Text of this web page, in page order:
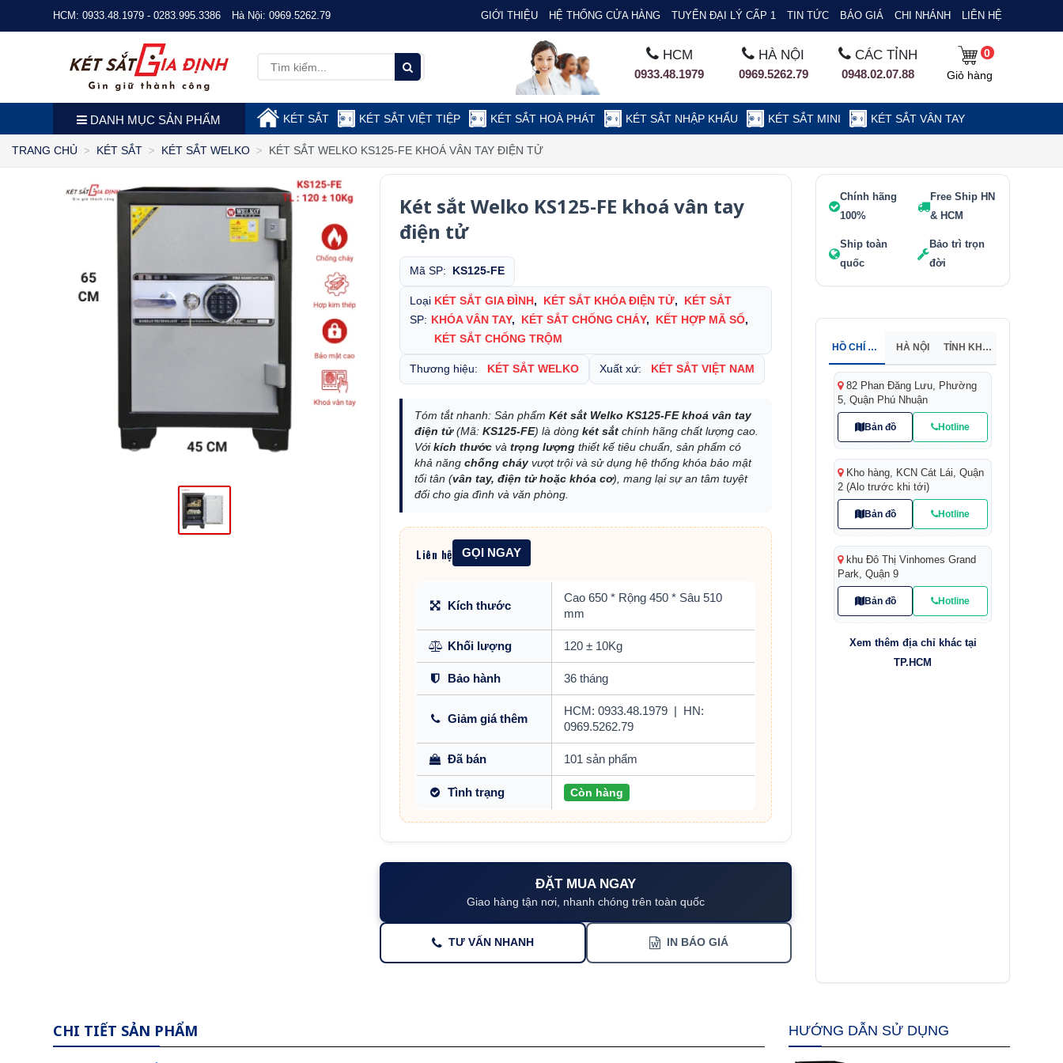
HCM: 0933.48.1979 - 0283.995.3386 Hà Nội: 0969.5262.79 GIỚI THIỆU HỆ THỐNG CỬA HÀNG TUYỂN ĐẠI LÝ CẤP 1 TIN TỨC BÁO GIÁ CHI NHÁNH LIÊN HỆ
HCM
0933.48.1979
HÀ NỘI
0969.5262.79
CÁC TỈNH
0948.02.07.88
0
Giỏ hàng
DANH MỤC SẢN PHẨM KÉT SẮT KÉT SẮT VIỆT TIỆP KÉT SẮT HOÀ PHÁT KÉT SẮT NHẬP KHẨU KÉT SẮT MINI KÉT SẮT VÂN TAY
TRANG CHỦ KÉT SẮT KÉT SẮT WELKO KÉT SẮT WELKO KS125-FE KHOÁ VÂN TAY ĐIỆN TỬ
Két sắt Welko KS125-FE khoá vân tay
điện tử
Mã SP: KS125-FE
Loại
SP:
KÉT SẮT GIA ĐÌNH , KÉT SẮT KHÓA ĐIỆN TỬ,
KÉT SẮT
KHÓA VÂN TAY, KÉT SẮT CHỐNG CHÁY, KẾT HỢP MÃ SỐ,
KÉT SẮT CHỐNG TRỘM
Thương hiệu: KÉT SẮT WELKO Xuất xứ: KÉT SẮT VIỆT NAM
Tóm tắt nhanh: Sản phẩmKét sắt Welko KS125-FE khoá vân tay
điện tử(Mã:KS125-FE) là dòngkét sắt chính hãng chất lượng cao.
Vớikích thước vàtrọng lượng thiết kế tiêu chuẩn, sản phẩm có
khả năngchống cháy vượt trội và sử dụng hệ thống khóa bảo mật
tối tân (vân tay, điện tử hoặc khóa cơ), mang lại sự an tâm tuyệt
đối cho gia đình và văn phòng.
Liên hệ GỌI NGAY
Kích thước
Cao 650 * Rộng 450 * Sâu 510
mm
Khối lượng 120 ± 10Kg
Bảo hành 36 tháng
Giảm giá thêm
HCM: 0933.48.1979
HN:
0969.5262.79
Đã bán 101 sản phẩm
Tình trạng Còn hàng
ĐẶT MUA NGAY
Giao hàng tận nơi, nhanh chóng trên toàn quốc
TƯ VẤN NHANH IN BÁO GIÁ
Chính hãng
100%
Free Ship HN
& HCM
Ship toàn
quốc
Bảo trì trọn
đời
HỒ CHÍ MINH HÀ NỘI TỈNH KHÁC
82 Phan Đăng Lưu, Phường
5, Quận Phú Nhuận
Bản đồ Hotline
Kho hàng, KCN Cát Lái, Quận
2 (Alo trước khi tới)
Bản đồ Hotline
khu Đô Thị Vinhomes Grand
Park, Quận 9
Bản đồ Hotline
Xem thêm địa chỉ khác tại
TP.HCM
CHI TIẾT SẢN PHẨM HƯỚNG DẪN SỬ DỤNG